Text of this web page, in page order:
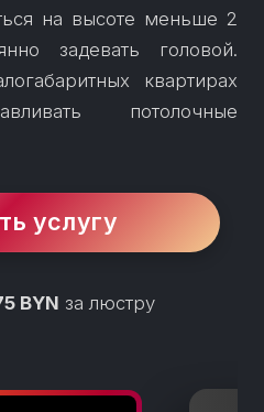
на высоте меньше 2
задевать головой.
квартирах
потолочные
услугу
BYN за люстру